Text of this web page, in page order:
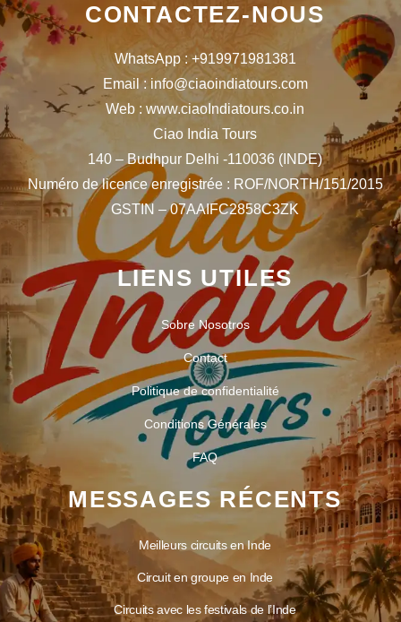
CONTACTEZ-NOUS
WhatsApp : +919971981381
Email : info@ciaoindiatours.com
Web : www.ciaoIndiatours.co.in
Ciao India Tours
140 – Budhpur Delhi -110036 (INDE)
Numéro de licence enregistrée : ROF/NORTH/151/2015
GSTIN – 07AAIFC2858C3ZK
LIENS UTILES
Sobre Nosotros
Contact
Politique de confidentialité
Conditions Générales
FAQ
MESSAGES RÉCENTS
Meilleurs circuits en Inde
Circuit en groupe en Inde
Circuits avec les festivals de l’Inde